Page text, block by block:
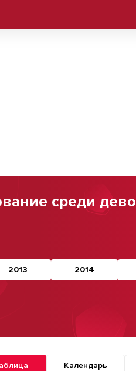
среди
2013 2014
Календарь